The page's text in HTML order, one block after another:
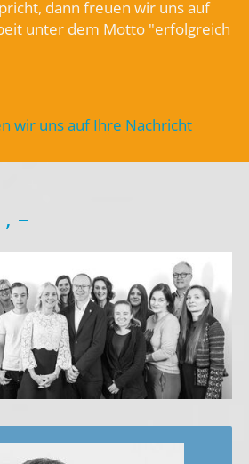
dann freuen wir uns auf
unter dem Motto "erfolgreich
wir uns auf Ihre Nachricht
–